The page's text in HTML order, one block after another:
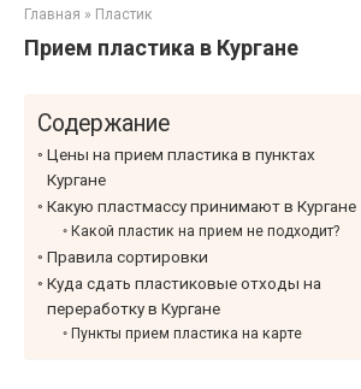
Главная » Пластик
Прием пластика в Кургане
Содержание
Цены на прием пластика в пунктах
Кургане
Какую пластмассу принимают в Кургане
Какой пластик на прием не подходит?
Правила сортировки
Куда сдать пластиковые отходы на
переработку в Кургане
Пункты прием пластика на карте